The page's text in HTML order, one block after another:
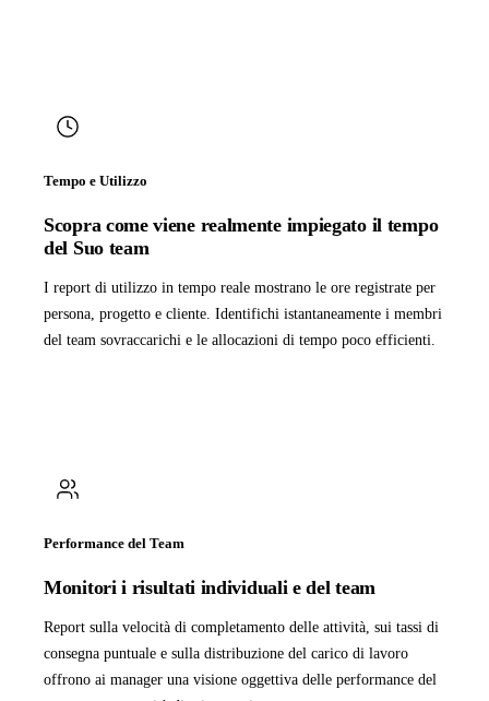
Tempo e Utilizzo
Scopra come viene realmente impiegato il tempo
del Suo team
I report di utilizzo in tempo reale mostrano le ore registrate per
persona, progetto e cliente. Identifichi istantaneamente i membri
del team sovraccarichi e le allocazioni di tempo poco efficienti.
Performance del Team
Monitori i risultati individuali e del team
Report sulla velocità di completamento delle attività, sui tassi di
consegna puntuale e sulla distribuzione del carico di lavoro
offrono ai manager una visione oggettiva delle performance del